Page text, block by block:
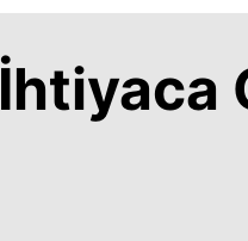
İhtiyaca